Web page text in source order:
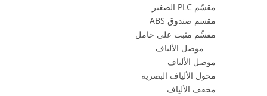
مقسّم PLC الصغير
مقسم صندوق ABS
مقسِّم مثبت على حامل
موصل الألياف
موصل الألياف
محول الألياف البصرية
مخفف الألياف